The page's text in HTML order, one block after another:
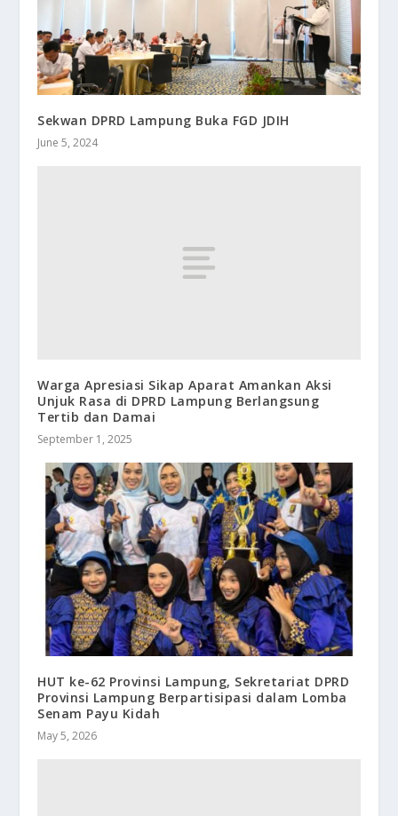
Sekwan DPRD Lampung Buka FGD JDIH
June 5, 2024
Warga Apresiasi Sikap Aparat Amankan Aksi
Unjuk Rasa di DPRD Lampung Berlangsung
Tertib dan Damai
September 1, 2025
HUT ke-62 Provinsi Lampung, Sekretariat DPRD
Provinsi Lampung Berpartisipasi dalam Lomba
Senam Payu Kidah
May 5, 2026